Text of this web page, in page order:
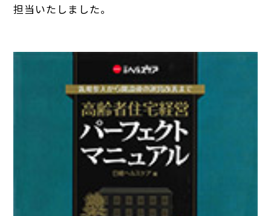
担当いたしました。